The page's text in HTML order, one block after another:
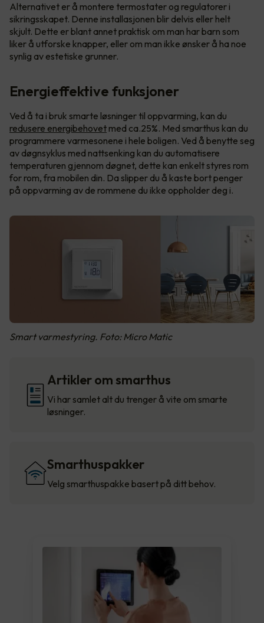
Alternativet er å montere termostater og regulatorer i
sikringsskapet. Denne installasjonen blir delvis eller helt
skjult. Dette er blant annet praktisk om man har barn som
liker å utforske knapper, eller om man ikke ønsker å ha noe
synlig av estetiske grunner.
Energieffektive funksjoner
Ved å ta i bruk smarte løsninger til oppvarming, kan du
redusere energibehovet med ca.25%. Med smarthus kan du
programmere varmesonene i hele boligen. Ved å benytte seg
av døgnsyklus med nattsenking kan du automatisere
temperaturen gjennom døgnet, dette kan enkelt styres rom
for rom, fra mobilen din. Da slipper du å kaste bort penger
på oppvarming av de rommene du ikke oppholder deg i.
Smart varmestyring. Foto: Micro Matic
Artikler om smarthus
Vi har samlet alt du trenger å vite om smarte
løsninger.
Smarthuspakker
Velg smarthuspakke basert på ditt behov.